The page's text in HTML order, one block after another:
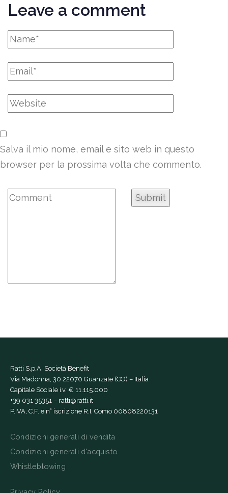
Leave a comment
Salva il mio nome, email e sito web in questo
browser per la prossima volta che commento.
Ratti S.p.A. Società Benefit
Via Madonna, 30 22070 Guanzate (CO) – Italia
Capitale Sociale i.v. € 11.115.000
+39 031 35351 – ratti@ratti.it
P.IVA, C.F. e n° iscrizione R.I. Como 00808220131
Condizioni generali di vendita
Condizioni generali d'acquisto
Whistleblowing